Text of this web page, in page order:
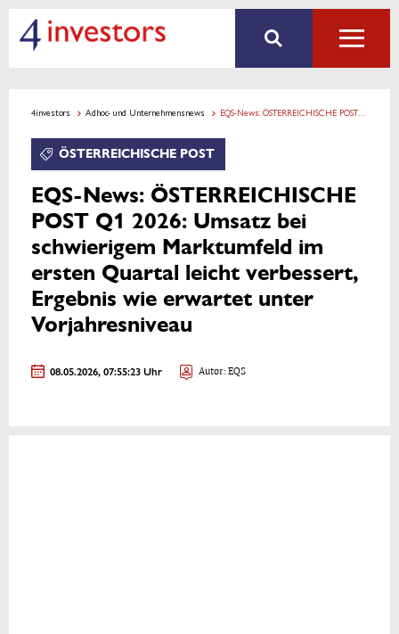
4investors Adhoc- und Unternehmensnews EQS-News: ÖSTERREICHISCHE POST Q1 2026: Umsatz bei schwierigem Marktumfeld im ersten Quartal leicht verbessert, Ergebnis wie erwartet unter Vorjahresniveau
ÖSTERREICHISCHE POST
EQS-News: ÖSTERREICHISCHE
POST Q1 2026: Umsatz bei
schwierigem Marktumfeld im
ersten Quartal leicht verbessert,
Ergebnis wie erwartet unter
Vorjahresniveau
08.05.2026, 07:55:23 Uhr Autor: EQS